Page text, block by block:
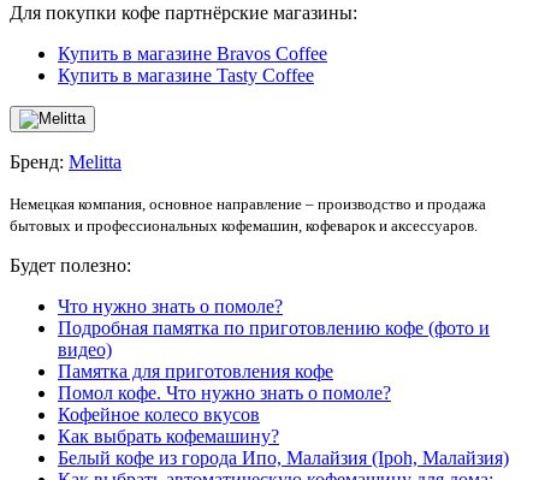
Для покупки кофе партнёрские магазины:
Купить в магазине Bravos Coffee
Купить в магазине Tasty Coffee
Бренд: Melitta
Немецкая компания, основное направление – производство и продажа
бытовых и профессиональных кофемашин, кофеварок и аксессуаров.
Будет полезно:
Что нужно знать о помоле?
Подробная памятка по приготовлению кофе (фото и
видео)
Памятка для приготовления кофе
Помол кофе. Что нужно знать о помоле?
Кофейное колесо вкусов
Как выбрать кофемашину?
Белый кофе из города Ипо, Малайзия (Ipoh, Малайзия)